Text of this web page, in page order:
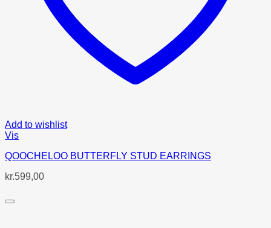
Add to wishlist
Vis
QOOCHELOO BUTTERFLY STUD EARRINGS
kr.599,00